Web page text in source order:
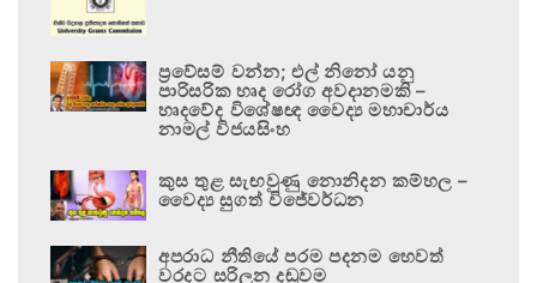
ප්‍රවේසම් වන්න; එල් නිනෝ යනු
පාරිසරික හෘද රෝග අවදානමකි –
හෘදවේද විශේෂඥ වෛද්‍ය මහාචාර්ය
නාමල් විජයසිංහ
කුස තුළ සැඟවුණු නොනිදන කම්හල –
වෛද්‍ය සුගත් විජේවර්ධන
අපරාධ නීතියේ පරම පදනම හෙවත්
වරදට සරිලන දඬුවම